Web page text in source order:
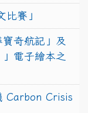
比賽」
奇航記」及
」電子繪本之
Carbon Crisis